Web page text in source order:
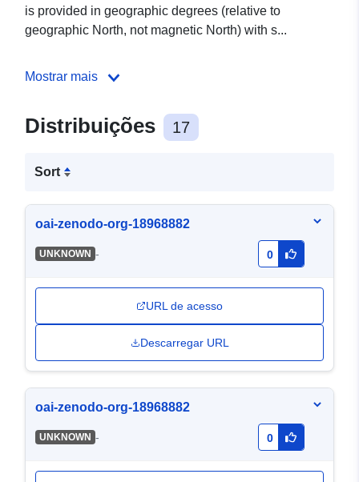
is provided in geographic degrees (relative to
geographic North, not magnetic North) with s...
Mostrar mais
Distribuições 17
Sort
oai-zenodo-org-18968882
UNKNOWN - 0
URL de acesso
Descarregar URL
oai-zenodo-org-18968882
UNKNOWN - 0